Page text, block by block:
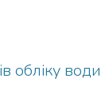
обліку води